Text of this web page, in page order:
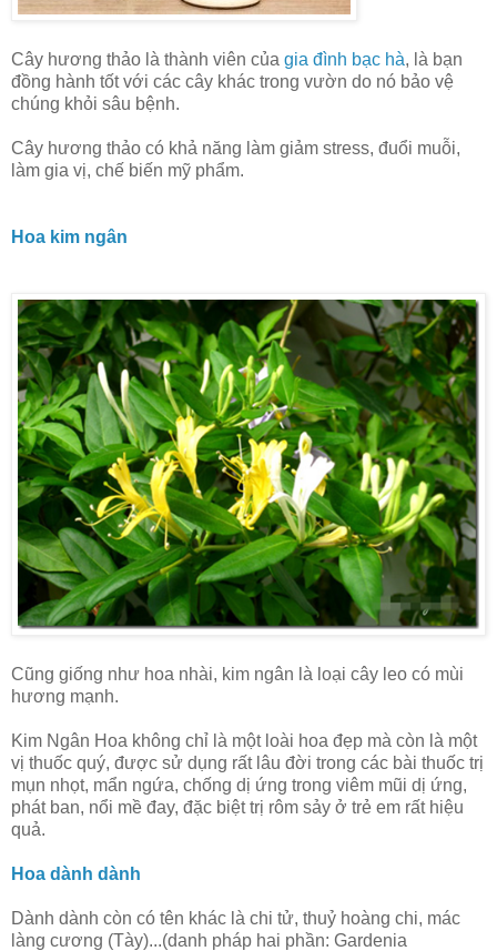
Cây hương thảo là thành viên của gia đình bạc hà, là bạn
đồng hành tốt với các cây khác trong vườn do nó bảo vệ
chúng khỏi sâu bệnh.
Cây hương thảo có khả năng làm giảm stress, đuổi muỗi,
làm gia vị, chế biến mỹ phẩm.
Hoa kim ngân
Cũng giống như hoa nhài, kim ngân là loại cây leo có mùi
hương mạnh.
Kim Ngân Hoa không chỉ là một loài hoa đẹp mà còn là một
vị thuốc quý, được sử dụng rất lâu đời trong các bài thuốc trị
mụn nhọt, mẩn ngứa, chống dị ứng trong viêm mũi dị ứng,
phát ban, nổi mề đay, đặc biệt trị rôm sảy ở trẻ em rất hiệu
quả.
Hoa dành dành
Dành dành còn có tên khác là chi tử, thuỷ hoàng chi, mác
làng cương (Tày)...(danh pháp hai phần: Gardenia